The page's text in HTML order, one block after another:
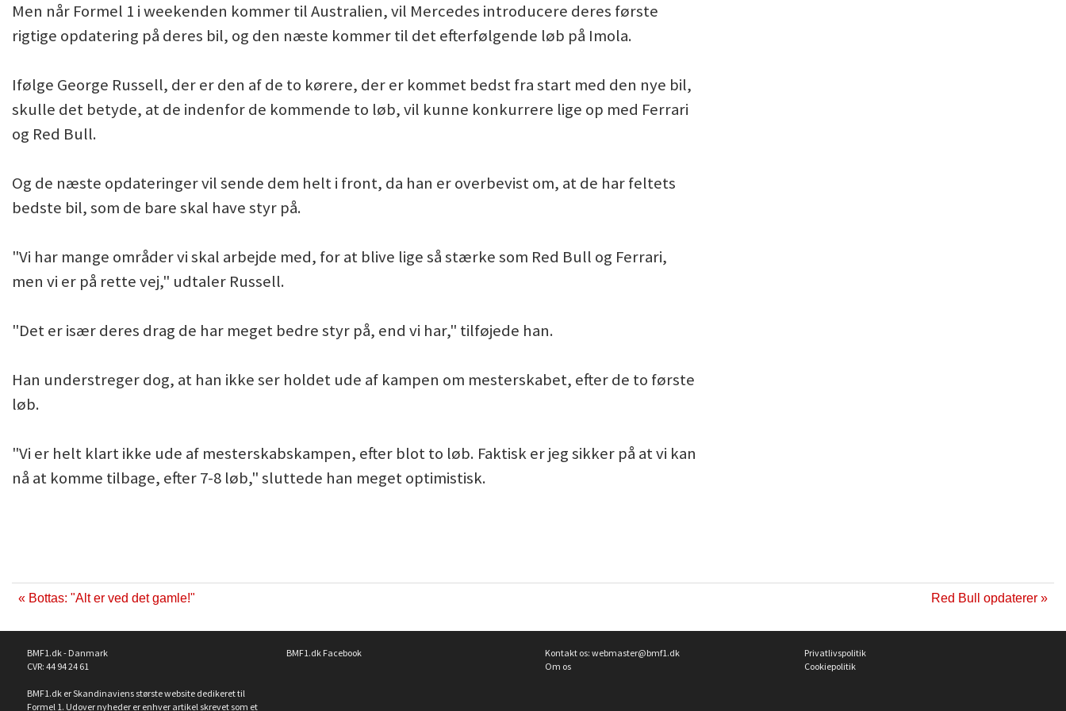
Men når Formel 1 i weekenden kommer til Australien, vil Mercedes introducere deres første
rigtige opdatering på deres bil, og den næste kommer til det efterfølgende løb på Imola.
Ifølge George Russell, der er den af de to kørere, der er kommet bedst fra start med den nye bil,
skulle det betyde, at de indenfor de kommende to løb, vil kunne konkurrere lige op med Ferrari
og Red Bull.
Og de næste opdateringer vil sende dem helt i front, da han er overbevist om, at de har feltets
bedste bil, som de bare skal have styr på.
"Vi har mange områder vi skal arbejde med, for at blive lige så stærke som Red Bull og Ferrari,
men vi er på rette vej," udtaler Russell.
"Det er især deres drag de har meget bedre styr på, end vi har," tilføjede han.
Han understreger dog, at han ikke ser holdet ude af kampen om mesterskabet, efter de to første
løb.
"Vi er helt klart ikke ude af mesterskabskampen, efter blot to løb. Faktisk er jeg sikker på at vi kan
nå at komme tilbage, efter 7-8 løb," sluttede han meget optimistisk.
« Bottas: "Alt er ved det gamle!" Red Bull opdaterer »
BMF1.dk - Danmark
CVR: 44 94 24 61
BMF1.dk er Skandinaviens største website dedikeret til
Formel 1. Udover nyheder er enhver artikel skrevet som et
BMF1.dk Facebook Kontakt os: webmaster@bmf1.dk
Om os
Privatlivspolitik
Cookiepolitik